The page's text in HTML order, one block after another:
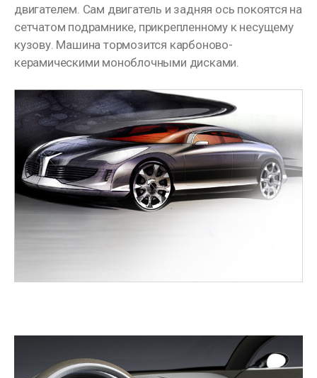
двигателем. Сам двигатель и задняя ось покоятся на
сетчатом подрамнике, прикрепленному к несущему
кузову. Машина тормозится карбоново-
керамическими моноблочными дисками.